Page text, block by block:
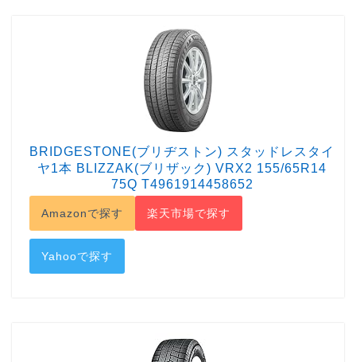
BRIDGESTONE(ブリヂストン) スタッドレスタイ
ヤ1本 BLIZZAK(ブリザック) VRX2 155/65R14
75Q T4961914458652
Amazonで探す 楽天市場で探す
Yahooで探す